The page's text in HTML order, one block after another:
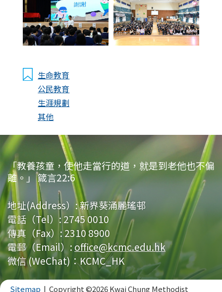
生命教育
公民教育
生涯規劃
其他
「教養孩童，使他走當行的道，就是到老他也不偏
離。」 箴言22:6
地址(Address）:新界葵涌麗瑤邨
電話（Tel）:2745 0010
傳真（Fax）:2310 8900
電郵（Email）: office@kcmc.edu.hk
微信 (WeChat)：KCMC_HK
Sitemap | Copyright ©2026 Kwai Chung Methodist